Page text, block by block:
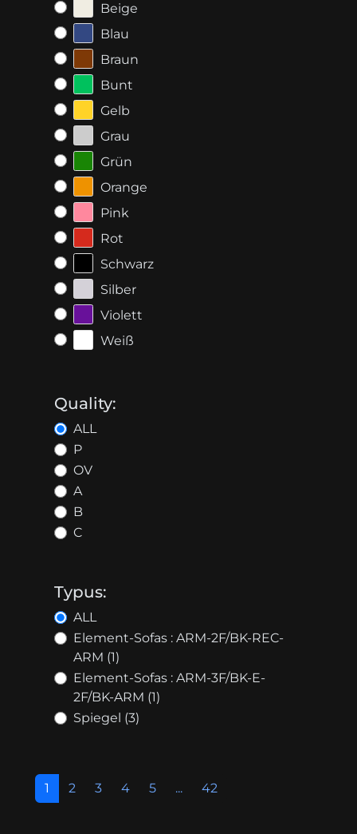
Beige
Blau
Braun
Bunt
Gelb
Grau
Grün
Orange
Pink
Rot
Schwarz
Silber
Violett
Weiß
Quality:
ALL
P
OV
A
B
C
Typus:
ALL
Element-Sofas : ARM-2F/BK-REC-
ARM (1)
Element-Sofas : ARM-3F/BK-E-
2F/BK-ARM (1)
Spiegel (3)
1 2 3 4 5 ... 42